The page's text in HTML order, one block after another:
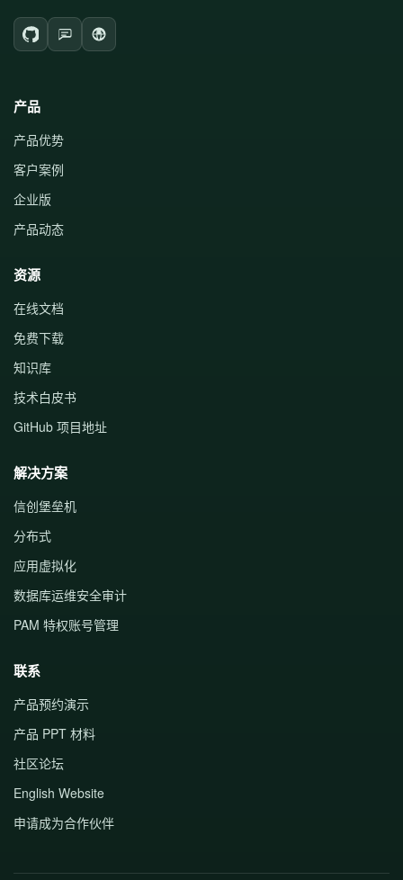
产品
产品优势
客户案例
企业版
产品动态
资源
在线文档
免费下载
知识库
技术白皮书
GitHub 项目地址
解决方案
信创堡垒机
分布式
应用虚拟化
数据库运维安全审计
PAM 特权账号管理
联系
产品预约演示
产品 PPT 材料
社区论坛
English Website
申请成为合作伙伴